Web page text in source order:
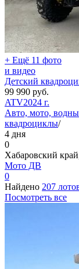
+ Ещё 11 фото
и видео
Детский
99 990 руб.
ATV2024 г.
Авто, мото,
квадроциклы/
4 дня
0
Хабаровский
Мото ДВ
0
Найдено 207
Посмотреть все